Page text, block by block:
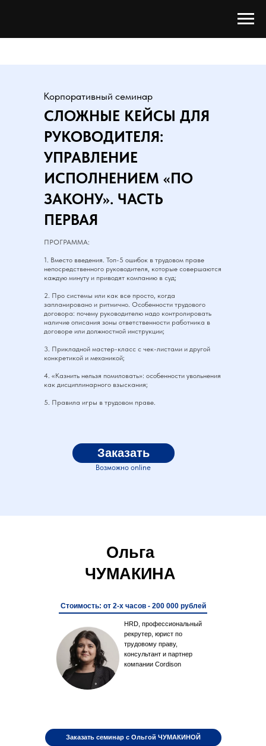
СЛОЖНЫЕ КЕЙСЫ ДЛЯ
РУКОВОДИТЕЛЯ:
УПРАВЛЕНИЕ
ИСПОЛНЕНИЕМ «ПО
ЗАКОНУ». ЧАСТЬ
ПЕРВАЯ
Корпоративный семинар
ПРОГРАММА:
1. Вместо введения. Топ-5 ошибок в трудовом праве
непосредственного руководителя, которые совершаются
каждую минуту и приводят компанию в суд;
2. Про системы или как все просто, когда
запланировано и ритмично. Особенности трудового
договора: почему руководителю надо контролировать
наличие описания зоны ответственности работника в
договоре или должностной инструкции;
3. Прикладной мастер-класс с чек-листами и другой
конкретикой и механикой;
4. «Казнить нельзя помиловать»: особенности увольнения
как дисциплинарного взыскания;
5. Правила игры в трудовом праве.
Возможно online
Заказать
Ольга
ЧУМАКИНА
HRD, профессиональный
рекрутер, юрист по
трудовому праву,
консультант и партнер
компании Cordison
Заказать семинар с Ольгой ЧУМАКИНОЙ
Стоимость: от 2-х часов - 200 000 рублей